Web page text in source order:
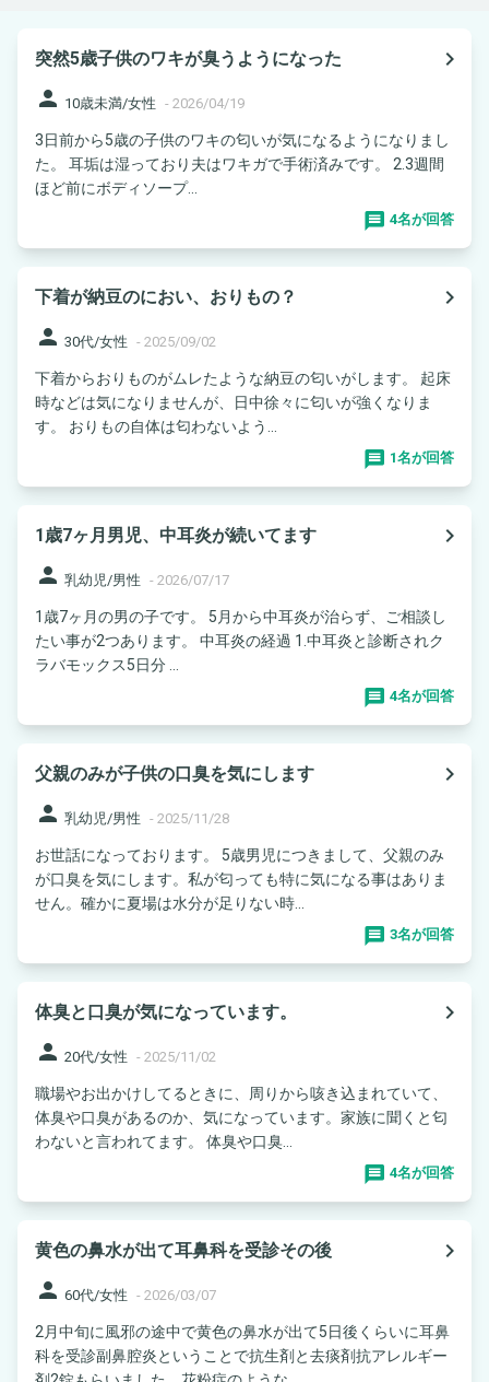
突然5歳子供のワキが臭うようになった
navigate_next
person 10歳未満/女性 - 2026/04/19
3日前から5歳の子供のワキの匂いが気になるようになりまし
た。 耳垢は湿っており夫はワキガで手術済みです。 2.3週間
ほど前にボディソープ...
4名が回答
下着が納豆のにおい、おりもの？
navigate_next
person 30代/女性 - 2025/09/02
下着からおりものがムレたような納豆の匂いがします。 起床
時などは気になりませんが、日中徐々に匂いが強くなりま
す。 おりもの自体は匂わないよう...
1名が回答
1歳7ヶ月男児、中耳炎が続いてます
navigate_next
person 乳幼児/男性 - 2026/07/17
1歳7ヶ月の男の子です。 5月から中耳炎が治らず、ご相談し
たい事が2つあります。 中耳炎の経過 1.中耳炎と診断されク
ラバモックス5日分 ...
4名が回答
父親のみが子供の口臭を気にします
navigate_next
person 乳幼児/男性 - 2025/11/28
お世話になっております。 5歳男児につきまして、父親のみ
が口臭を気にします。私が匂っても特に気になる事はありま
せん。確かに夏場は水分が足りない時...
3名が回答
体臭と口臭が気になっています。
navigate_next
person 20代/女性 - 2025/11/02
職場やお出かけしてるときに、周りから咳き込まれていて、
体臭や口臭があるのか、気になっています。家族に聞くと匂
わないと言われてます。 体臭や口臭...
4名が回答
黄色の鼻水が出て耳鼻科を受診その後
navigate_next
person 60代/女性 - 2026/03/07
2月中旬に風邪の途中で黄色の鼻水が出て5日後くらいに耳鼻
科を受診副鼻腔炎ということで抗生剤と去痰剤抗アレルギー